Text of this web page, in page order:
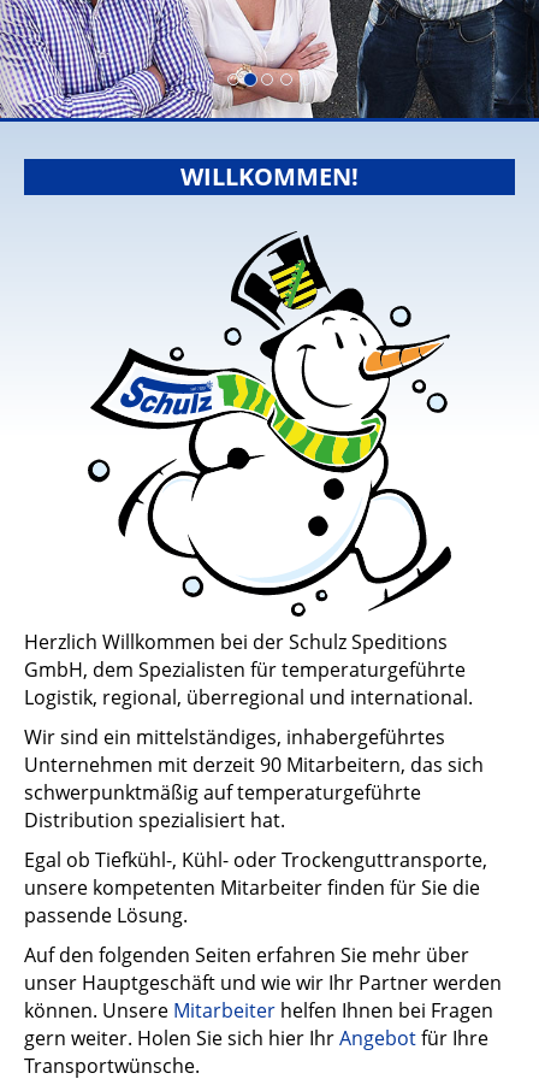
WILLKOMMEN!
Herzlich Willkommen bei der Schulz Speditions
GmbH, dem Spezialisten für temperaturgeführte
Logistik, regional, überregional und international.
Wir sind ein mittelständiges, inhabergeführtes
Unternehmen mit derzeit 90 Mitarbeitern, das sich
schwerpunktmäßig auf temperaturgeführte
Distribution spezialisiert hat.
Egal ob Tiefkühl-, Kühl- oder Trockenguttransporte,
unsere kompetenten Mitarbeiter finden für Sie die
passende Lösung.
Auf den folgenden Seiten erfahren Sie mehr über
unser Hauptgeschäft und wie wir Ihr Partner werden
können. Unsere Mitarbeiter helfen Ihnen bei Fragen
gern weiter. Holen Sie sich hier IhrAngebotfür Ihre
Transportwünsche.